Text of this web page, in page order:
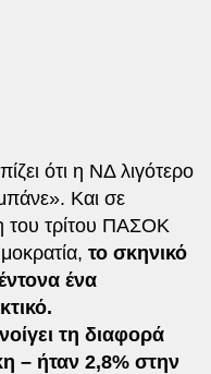
ότι η ΝΔ λιγότερο
Και σε
τρίτου ΠΑΣΟΚ
το σκηνικό
ένα
τη διαφορά
– ήταν 2,8% στην